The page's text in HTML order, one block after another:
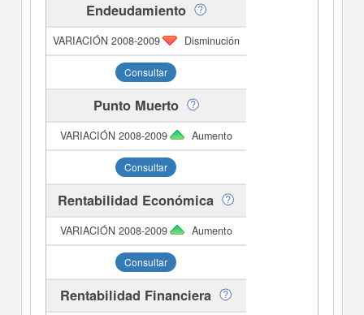
Endeudamiento
Disminución
Consultar
Punto Muerto
Aumento
Consultar
Rentabilidad Económica
Aumento
Consultar
Rentabilidad Financiera